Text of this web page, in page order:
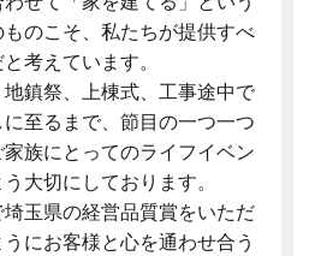
のこそ、私たちが提供すべ
考えています。
鎮祭、上棟式、工事途中で
至るまで、節目の一つ一つ
族にとってのライフイベン
大切にしております。
玉県の経営品質賞をいただ
にお客様と心を通わせ合う